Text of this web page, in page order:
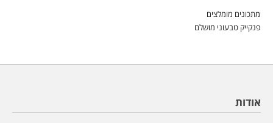
מתכונים מומלצים
פנקייק טבעוני מושלם
אודות